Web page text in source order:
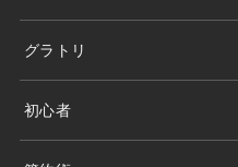
グラトリ
初心者